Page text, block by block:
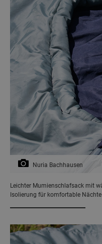
Nuria Bachhausen
Leichter Mumienschlafsack mit
Isolierung für komfortable